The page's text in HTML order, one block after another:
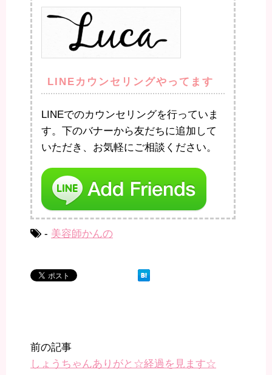
LINEカウンセリングやってます
LINEでのカウンセリングを行っていま
す。下のバナーから友だちに追加して
いただき、お気軽にご相談ください。
- 美容師かんの
前の記事
しょうちゃんありがと☆経過を見ます☆